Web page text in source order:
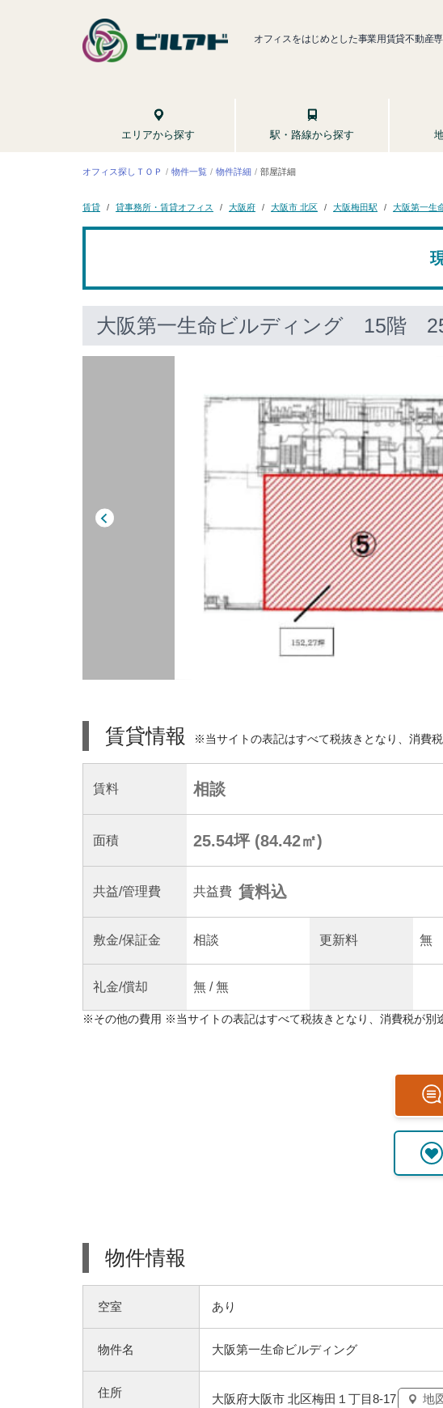
オフィスをはじめとした事業用賃貸不動産
エリアから探す 駅・路線から探す
オフィス探しＴＯＰ 物件一覧 物件詳細 部屋詳細
賃貸 貸事務所・賃貸オフィス 大阪府 大阪市 北区 大阪梅田駅 大阪第一生
大阪第一生命ビルディング15階
賃貸情報 ※当サイトの表記はすべて税抜きとなり、消費税
賃料 相談
面積 25.54坪 (84.42㎡)
共益/管理費 共益費 賃料込
敷金/保証金 相談 更新料 無
礼金/償却 無 /無
※その他の費用 ※当サイトの表記はすべて税抜きとなり、消費税が別
物件情報
空室 あり
物件名 大阪第一生命ビルディング
住所 大阪府大阪市 北区梅田１丁目8-17 地